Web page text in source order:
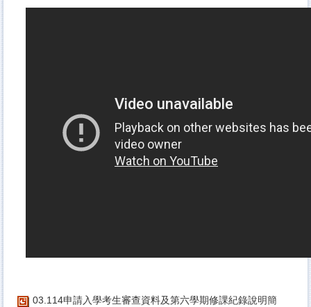
03.114申請入學考生審查資料及第六學期修課紀錄說明簡